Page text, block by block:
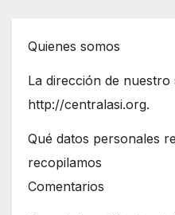
Quienes somos
La dirección de nuestro
http://centralasi.org.
Qué datos personales
recopilamos
Comentarios